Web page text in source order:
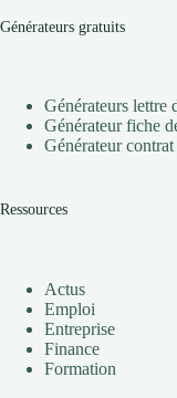
Générateurs gratuits
Générateurs lettre
Générateur fiche
Générateur
Ressources
Actus
Emploi
Entreprise
Finance
Formation